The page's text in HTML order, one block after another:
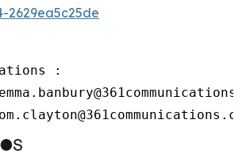
2629ea5c25de
: